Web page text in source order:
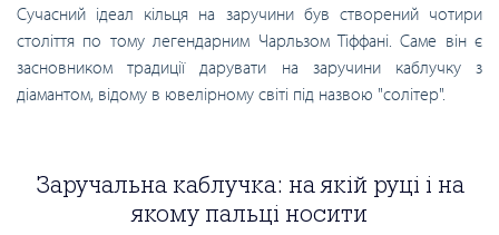
Сучасний ідеал кільця на заручини був створений чотири
століття по тому легендарним Чарльзом Тіффані. Саме він є
засновником традиції дарувати на заручини каблучку з
діамантом, відому в ювелірному світі під назвою "солітер".
Заручальна каблучка: на якій руці і на
якому пальці носити